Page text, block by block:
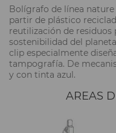
Bolígrafo de línea nature
partir de plástico
reutilización de residuos
sostenibilidad del
clip especialmente
tampografía. De
y con tinta azul.
AREAS